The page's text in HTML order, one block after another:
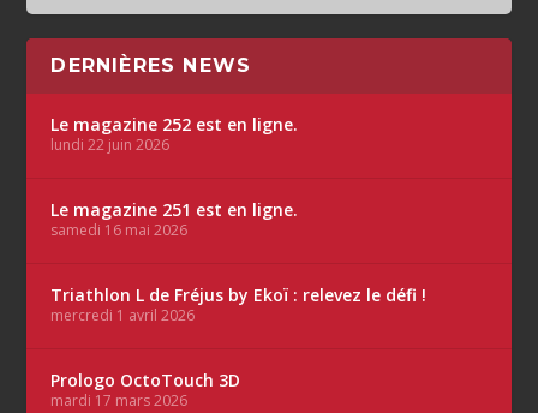
DERNIÈRES NEWS
Le magazine 252 est en ligne.
lundi 22 juin 2026
Le magazine 251 est en ligne.
samedi 16 mai 2026
Triathlon L de Fréjus by Ekoï : relevez le défi !
mercredi 1 avril 2026
Prologo OctoTouch 3D
mardi 17 mars 2026